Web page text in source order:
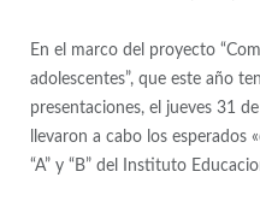
En el marco del proyecto
adolescentes”, que este año
presentaciones, el jueves 31
llevaron a cabo los esperados
“A” y “B” del Instituto